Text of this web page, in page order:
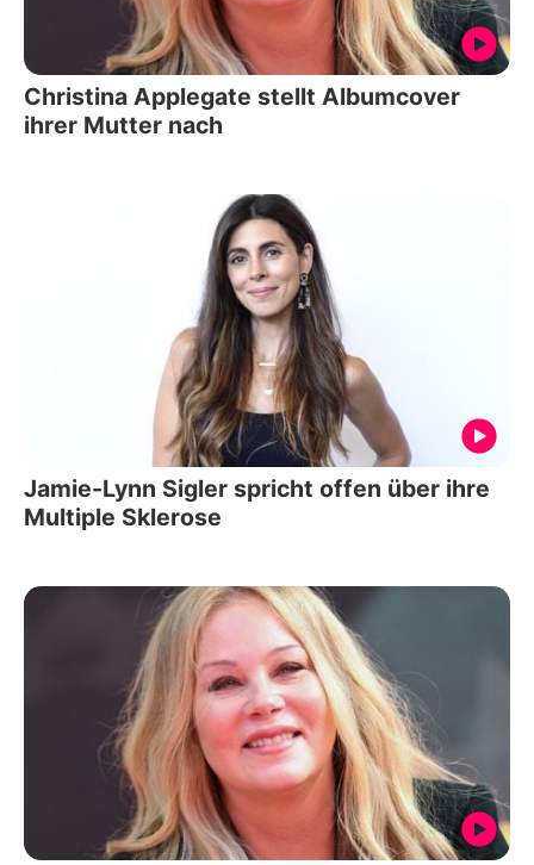
Christina Applegate stellt Albumcover
ihrer Mutter nach
Jamie-Lynn Sigler spricht offen über ihre
Multiple Sklerose